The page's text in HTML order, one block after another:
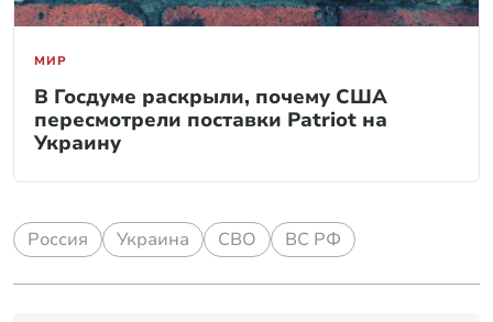
МИР
В Госдуме раскрыли, почему США
пересмотрели поставки Patriot на
Украину
Россия Украина СВО ВС РФ